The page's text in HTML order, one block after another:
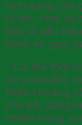
hình dáng của
bị teo, chai và
Đây là dấu
bệnh về gan,
– Cơ thể tôm
do vi khuẩn),
thiếu khoáng
phụ bộ, sống
nhiễm trùng